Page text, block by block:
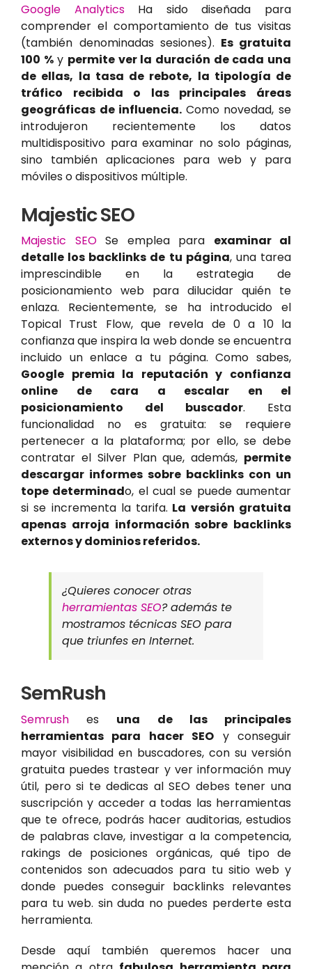
Google AnalyticsHa sido diseñada para
comprender el comportamiento de tus visitas
(también denominadas sesiones). Es gratuita
100 %y permite ver la duración de cada una
de ellas, la tasa de rebote, la tipología de
tráfico recibida o las principales áreas
geográficas de influencia. Como novedad, se
introdujeron recientemente los datos
multidispositivo para examinar no solo páginas,
sino también aplicaciones para web y para
móviles o dispositivos múltiple.
Majestic SEO
Majestic SEOSe emplea para examinar al
detalle los backlinks de tu página, una tarea
imprescindible en la estrategia de
posicionamiento web para dilucidar quién te
enlaza. Recientemente, se ha introducido el
Topical Trust Flow, que revela de 0 a 10 la
confianza que inspira la web donde se encuentra
incluido un enlace a tu página. Como sabes,
Google premia la reputación y confianza
online de cara a escalar en el
posicionamiento del buscador. Esta
funcionalidad no es gratuita: se requiere
pertenecer a la plataforma; por ello, se debe
contratar el Silver Plan que, además, permite
descargar informes sobre backlinks con un
tope determinado, el cual se puede aumentar
si se incrementa la tarifa. La versión gratuita
apenas arroja información sobre backlinks
externos y dominios referidos.
¿Quieres conocer otras
herramientas SEO? además te
mostramos técnicas SEO para
que triunfes en Internet.
SemRush
Semrush es una de las principales
herramientas para hacer SEO y conseguir
mayor visibilidad en buscadores, con su versión
gratuita puedes trastear y ver información muy
útil, pero si te dedicas al SEO debes tener una
suscripción y acceder a todas las herramientas
que te ofrece, podrás hacer auditorias, estudios
de palabras clave, investigar a la competencia,
rakings de posiciones orgánicas, qué tipo de
contenidos son adecuados para tu sitio web y
donde puedes conseguir backlinks relevantes
para tu web. sin duda no puedes perderte esta
herramienta.
Desde aquí también queremos hacer una